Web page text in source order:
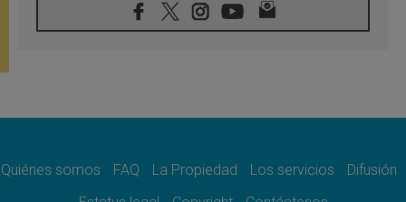
07.08.2026
Tagle: La guerra desfigura el mundo, solo la
como misión al servicio del Evangelio
Quiénes somos FAQ La Propiedad Los servicios
Difusión